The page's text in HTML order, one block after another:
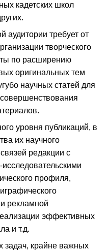
кадетских школ
аудитории требует от
творческого
по расширению
оригинальных тем
научных статей для
уровня публикаций, в
их научного
редакции с
профиля,
рекламной
эффективных
и т.д.
задач, крайне важных